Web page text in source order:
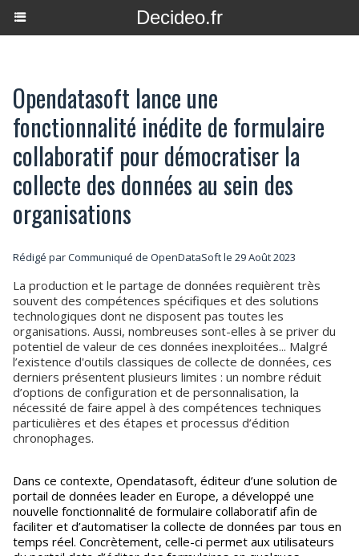
Decideo.fr
Opendatasoft lance une
fonctionnalité inédite de formulaire
collaboratif pour démocratiser la
collecte des données au sein des
organisations
Rédigé par Communiqué de OpenDataSoft le 29 Août 2023
La production et le partage de données requièrent très
souvent des compétences spécifiques et des solutions
technologiques dont ne disposent pas toutes les
organisations. Aussi, nombreuses sont-elles à se priver du
potentiel de valeur de ces données inexploitées... Malgré
l’existence d'outils classiques de collecte de données, ces
derniers présentent plusieurs limites : un nombre réduit
d’options de configuration et de personnalisation, la
nécessité de faire appel à des compétences techniques
particulières et des étapes et processus d’édition
chronophages.
Dans ce contexte, Opendatasoft, éditeur d’une solution de
portail de données leader en Europe, a développé une
nouvelle fonctionnalité de formulaire collaboratif afin de
faciliter et d’automatiser la collecte de données par tous en
temps réel. Concrètement, celle-ci permet aux utilisateurs